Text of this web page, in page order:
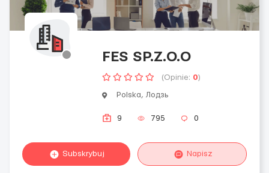
FES SP.Z.O.O
(Opinie: 0)
Polska, Лодзь
9 795 0
Subskrybuj Napisz